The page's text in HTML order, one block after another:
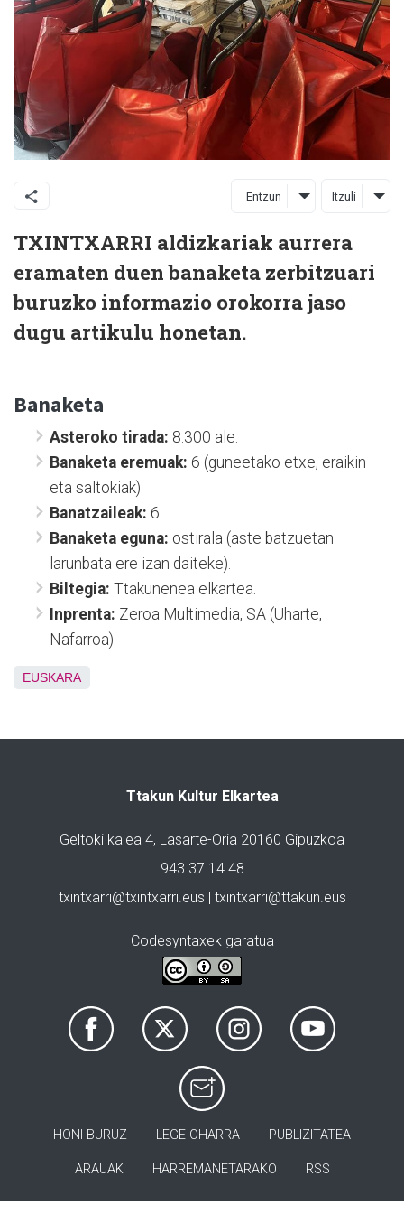
Entzun Itzuli
TXINTXARRI aldizkariak aurrera
eramaten duen banaketa zerbitzuari
buruzko informazio orokorra jaso
dugu artikulu honetan.
Banaketa
Asteroko tirada: 8.300 ale.
Banaketa eremuak: 6 (guneetako etxe, eraikin
eta saltokiak).
Banatzaileak: 6.
Banaketa eguna: ostirala (aste batzuetan
larunbata ere izan daiteke).
Biltegia: Ttakunenea elkartea.
Inprenta: Zeroa Multimedia, SA (Uharte,
Nafarroa).
EUSKARA
Ttakun Kultur Elkartea
Geltoki kalea 4, Lasarte-Oria 20160 Gipuzkoa
943 37 14 48
txintxarri@txintxarri.eus | txintxarri@ttakun.eus
Codesyntaxek garatua
HONI BURUZ LEGE OHARRA PUBLIZITATEA
ARAUAK HARREMANETARAKO RSS